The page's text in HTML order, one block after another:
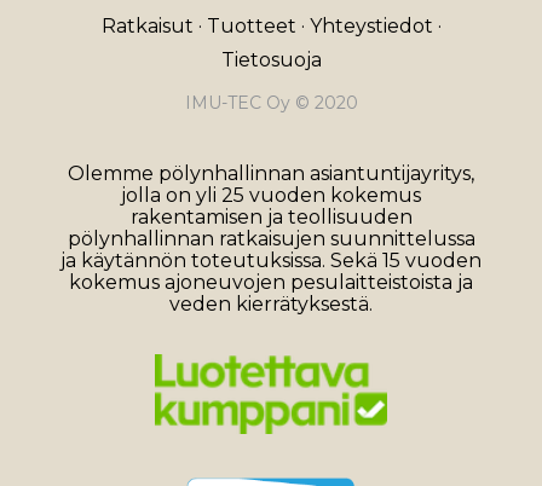
Ratkaisut · Tuotteet · Yhteystiedot ·
Tietosuoja
IMU-TEC Oy © 2020
Olemme pölynhallinnan asiantuntijayritys,
jolla on yli 25 vuoden kokemus
rakentamisen ja teollisuuden
pölynhallinnan ratkaisujen suunnittelussa
ja käytännön toteutuksissa. Sekä 15 vuoden
kokemus ajoneuvojen pesulaitteistoista ja
veden kierrätyksestä.